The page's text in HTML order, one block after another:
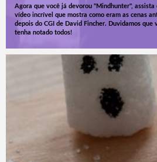
Agora que você já devorou "Mindhunter", assista
vídeo incrível que mostra como eram as cenas
depois do CGI de David Fincher. Duvidamos que
tenha notado todos!